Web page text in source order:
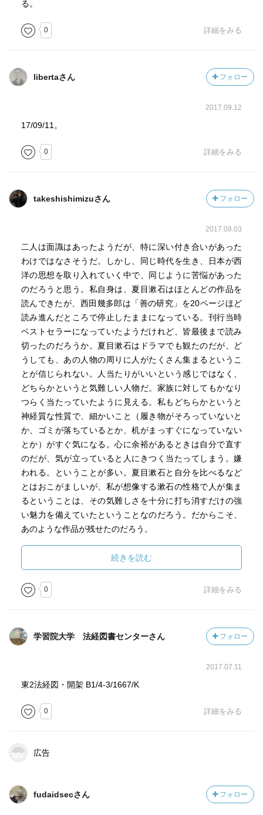
る。
0 詳細をみる
libertaさん フォロー
2017.09.12
17/09/11。
0 詳細をみる
takeshishimizuさん フォロー
2017.08.03
二人は面識はあったようだが、特に深い付き合いがあった
わけではなさそうだ。しかし、同じ時代を生き、日本が西
洋の思想を取り入れていく中で、同じように苦悩があった
のだろうと思う。私自身は、夏目漱石はほとんどの作品を
読んできたが、西田幾多郎は「善の研究」を20ページほど
読み進んだところで停止したままになっている。刊行当時
ベストセラーになっていたようだけれど、皆最後まで読み
切ったのだろうか。夏目漱石はドラマでも観たのだが、ど
うしても、あの人物の周りに人がたくさん集まるというこ
とが信じられない。人当たりがいいという感じではなく、
どちらかというと気難しい人物だ。家族に対してもかなり
つらく当たっていたように見える。私もどちらかというと
神経質な性質で、細かいこと（履き物がそろっていないと
か、ゴミが落ちているとか、机がまっすぐになっていない
とか）がすぐ気になる。心に余裕があるときは自分で直す
のだが、気が立っていると人にきつく当たってしまう。嫌
われる。ということが多い。夏目漱石と自分を比べるなど
とはおこがましいが、私が想像する漱石の性格で人が集ま
るということは、その気難しさを十分に打ち消すだけの強
い魅力を備えていたということなのだろう。だからこそ、
あのような作品が残せたのだろう。
続きを読む
0 詳細をみる
学習院大学 法経図書センターさん フォロー
2017.07.11
東2法経図・開架 B1/4-3/1667/K
0 詳細をみる
広告
fudaidsecさん フォロー